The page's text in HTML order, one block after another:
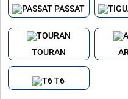
PASSAT
TOURAN
T6